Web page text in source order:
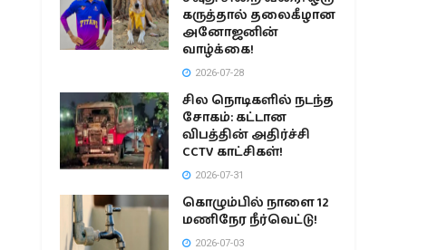
கருத்தால் தலைகீழான
அனோஜனின்
வாழ்க்கை!
2026-07-28
சில நொடிகளில் நடந்த
சோகம்: கட்டான
விபத்தின் அதிர்ச்சி
CCTV காட்சிகள்!
2026-07-31
கொழும்பில் நாளை 12
மணிநேர நீர்வெட்டு!
2026-07-03